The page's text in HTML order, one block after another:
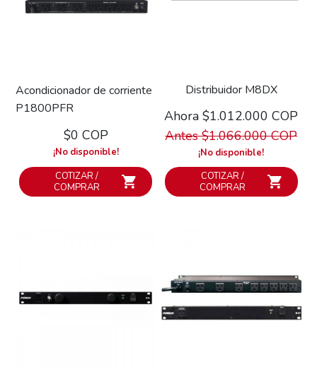
Acondicionador de corriente
P1800PFR
$0 COP
¡No disponible!
COTIZAR /
COMPRAR
Distribuidor M8DX
Ahora $1.012.000 COP
Antes $1.066.000 COP
¡No disponible!
COTIZAR /
COMPRAR